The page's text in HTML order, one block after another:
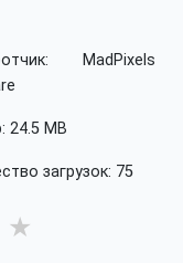
MadPixels
24.5 MB
загрузок: 75
★